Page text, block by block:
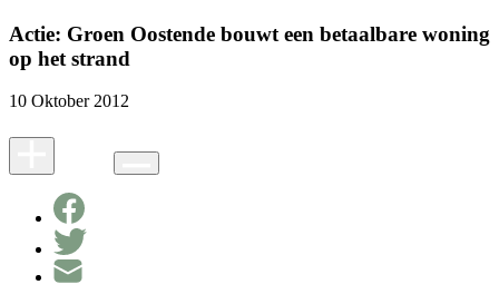
Actie: Groen Oostende bouwt een betaalbare woning
op het strand
10 Oktober 2012